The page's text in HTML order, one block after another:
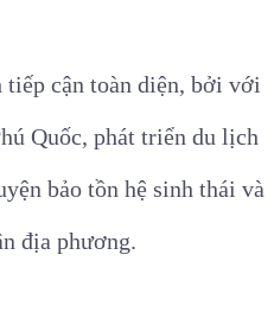
cận toàn diện, bởi với
Quốc, phát triển du lịch
bảo tồn hệ sinh thái và
địa phương.